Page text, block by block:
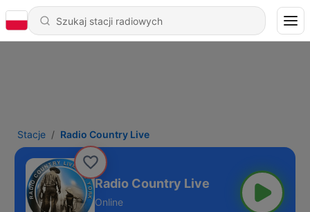
Stacje Radio Country Live
Radio Country Live
Online